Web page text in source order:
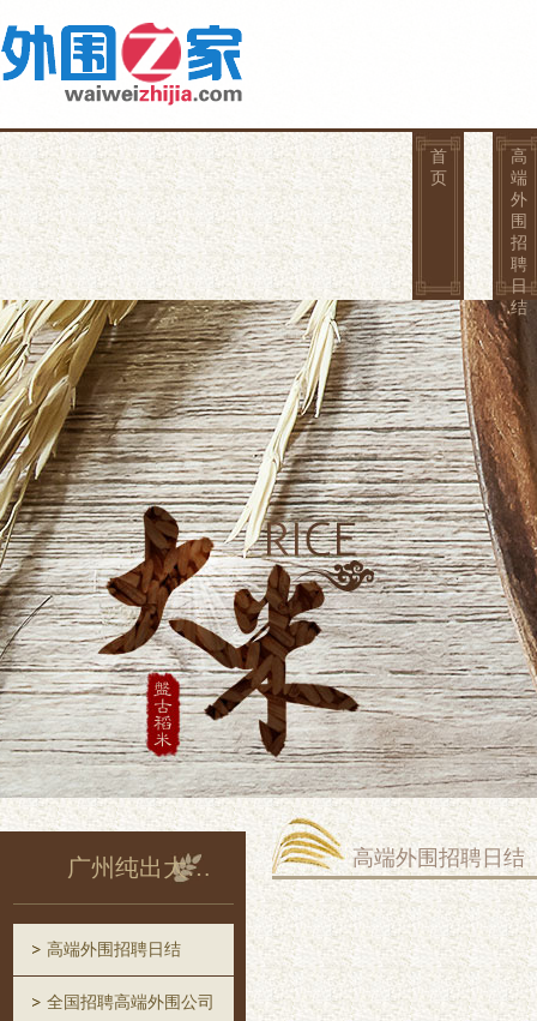
首
页
高
端
外
围
招
聘
日
结
广州纯出大圈招聘
高端外围招聘日结
全国招聘高端外围公司
高端外围招聘日结